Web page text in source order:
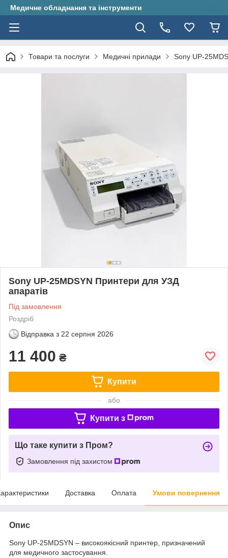
Медичне обладнання та інструменти
Товари та послуги Медичні прилади Sony UP-
Sony UP-25MDSYN Принтери для УЗД
апаратів
Під замовлення
Роздріб
Відправка з 22 серпня 2026
11 400 ₴
Купити
або
Купити з
Що таке купити з Пром?
Замовлення під захистом
Доставка Оплата Умови повернення
Опис
Sony UP-25MDSYN – високоякісний принтер, призначений
для медичного застосування.